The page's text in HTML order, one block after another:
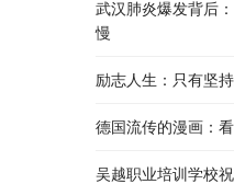
武汉肺炎爆发背后
慢
励志人生：只有坚
德国流传的漫画：
吴越职业培训学校